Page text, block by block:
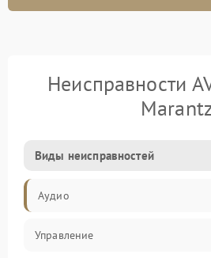
Неисправности
Виды неисправностей
Аудио
Управление